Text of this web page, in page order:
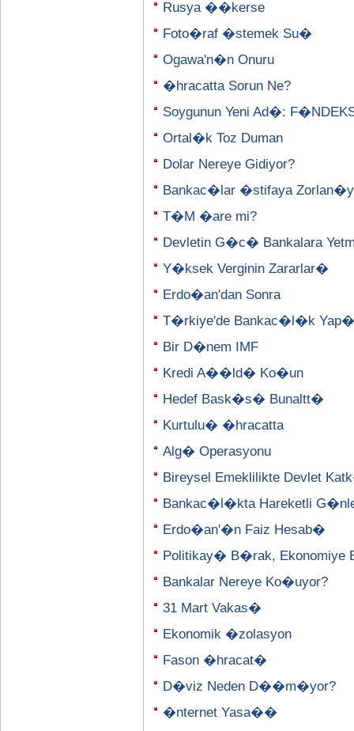
Rusya ��kerse
Foto�raf �stemek Su�
Ogawa'n�n Onuru
�hracatta Sorun Ne?
Soygunun Yeni Ad�:
Ortal�k Toz Duman
Dolar Nereye Gidiyor?
Bankac�lar �stifaya
T�M �are mi?
Devletin G�c� Bankalara
Y�ksek Verginin Zararlar�
Erdo�an'dan Sonra
T�rkiye'de Bankac�l�k
Bir D�nem IMF
Kredi A��ld� Ko�un
Hedef Bask�s� Bunaltt�
Kurtulu� �hracatta
Alg� Operasyonu
Bireysel Emeklilikte Devlet
Bankac�l�kta Hareketli
Erdo�an'�n Faiz Hesab�
Politikay� B�rak, Ekonomiye
Bankalar Nereye Ko�uyor?
31 Mart Vakas�
Ekonomik �zolasyon
Fason �hracat�
D�viz Neden D��m�yor?
�nternet Yasa��